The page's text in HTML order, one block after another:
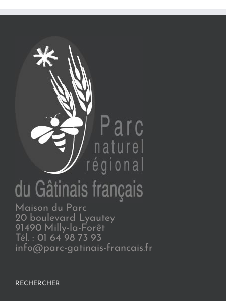
Maison du Parc
20 boulevard Lyautey
91490 Milly-la-Forêt
Tél. : 01 64 98 73 93
info@parc-gatinais-francais.fr
RECHERCHER